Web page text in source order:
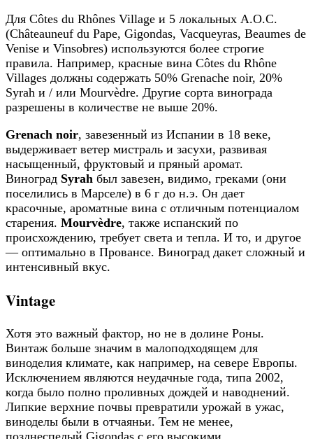
Для Côtes du Rhônes Village и 5 локальных A.O.C.
(Châteauneuf du Pape, Gigondas, Vacqueyras, Beaumes de
Venise и Vinsobres) используются более строгие
правила. Например, красные вина Côtes du Rhône
Villages должны содержать 50% Grenache noir, 20%
Syrah и / или Mourvèdre. Другие сорта винограда
разрешены в количестве не выше 20%.
Grenach noir, завезенный из Испании в 18 веке,
выдерживает ветер мистраль и засухи, развивая
насыщенный, фруктовый и пряный аромат.
Виноград Syrah был завезен, видимо, греками (они
поселились в Марселе) в 6 г до н.э. Он дает
красочные, ароматные вина с отличным потенциалом
старения. Mourvèdre, также испанский по
происхождению, требует света и тепла. И то, и другое
— оптимально в Провансе. Виноград дакет сложный и
интенсивный вкус.
Vintage
Хотя это важный фактор, но не в долине Роны.
Винтаж больше значим в малоподходящем для
виноделия климате, как например, на севере Европы.
Исключением являются неудачные года, типа 2002,
когда было полно проливных дождей и наводнений.
Липкие верхние почвы превратили урожай в ужас,
виноделы были в отчаяньи. Тем не менее,
позднеспелый Gigondas с его высокими